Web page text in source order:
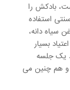
بادکش را
طب سنتی استفاده
سیاه دانه،
بسیار
دهید یک جلسه
و هم چنین می